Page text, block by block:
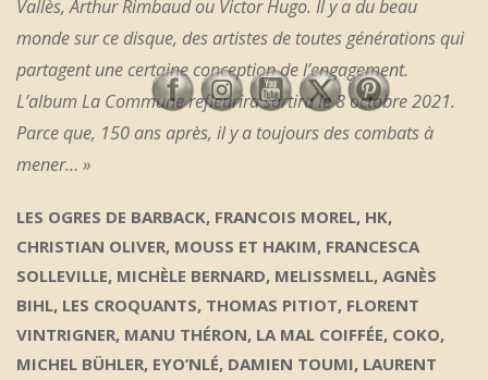
Vallès, Arthur Rimbaud ou Victor Hugo. Il y a du beau
monde sur ce disque, des artistes de toutes générations qui
partagent une certaine conception de l’engagement.
L’albumLa Commune refleurirasortira le 8 octobre 2021.
Parce que, 150 ans après, il y a toujours des combats à
mener… »
LES OGRES DE BARBACK, FRANCOIS MOREL, HK,
CHRISTIAN OLIVER, MOUSS ET HAKIM, FRANCESCA
SOLLEVILLE, MICHÈLE BERNARD, MELISSMELL, AGNÈS
BIHL, LES CROQUANTS, THOMAS PITIOT, FLORENT
VINTRIGNER, MANU THÉRON, LA MAL COIFFÉE, COKO,
MICHEL BÜHLER, EYO’NLÉ, DAMIEN TOUMI, LAURENT